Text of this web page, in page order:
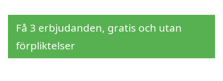
Få 3 erbjudanden, gratis och utan
förpliktelser